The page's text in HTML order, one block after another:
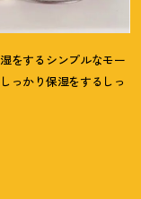
をするシンプルなモー
っかり保湿をするしっ